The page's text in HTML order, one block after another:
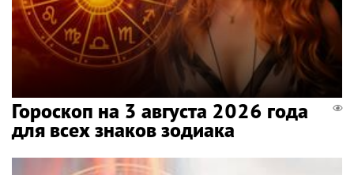
Гороскоп на 3 августа 2026 года
для всех знаков зодиака